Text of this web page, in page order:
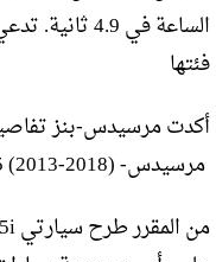
الساعة في
فئتها
أكدت مرسيدس-بنز
مرسيدس- AMG A45 (2013-2018).